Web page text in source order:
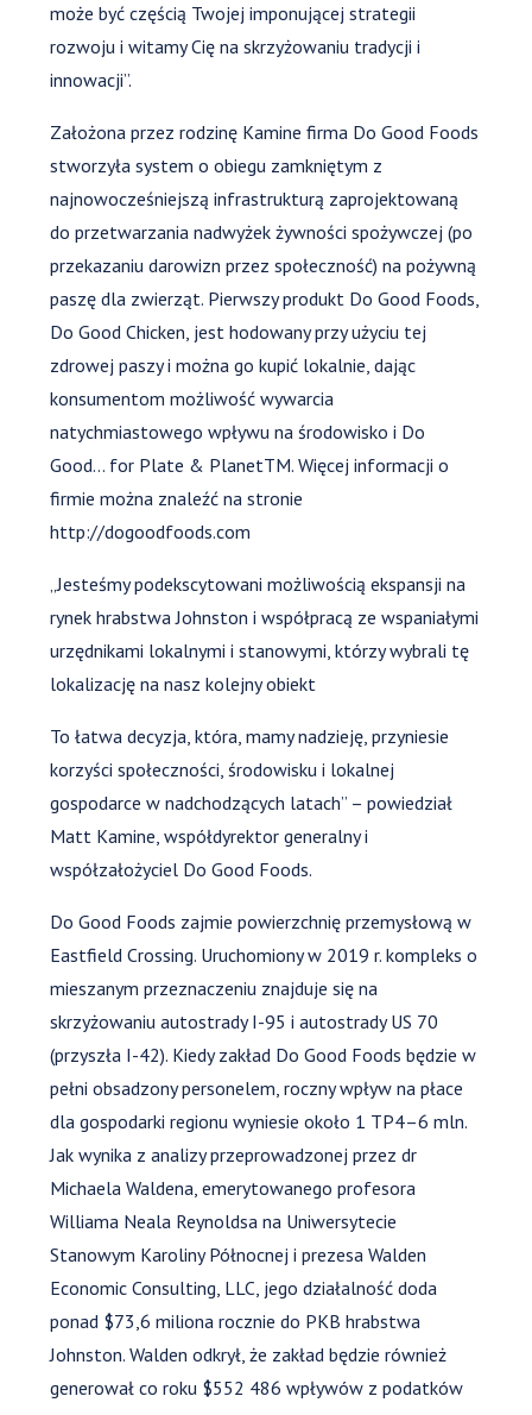
może być częścią Twojej imponującej strategii
rozwoju i witamy Cię na skrzyżowaniu tradycji i
innowacji”.
Założona przez rodzinę Kamine firma Do Good Foods
stworzyła system o obiegu zamkniętym z
najnowocześniejszą infrastrukturą zaprojektowaną
do przetwarzania nadwyżek żywności spożywczej (po
przekazaniu darowizn przez społeczność) na pożywną
paszę dla zwierząt. Pierwszy produkt Do Good Foods,
Do Good Chicken, jest hodowany przy użyciu tej
zdrowej paszy i można go kupić lokalnie, dając
konsumentom możliwość wywarcia
natychmiastowego wpływu na środowisko i Do
Good… for Plate & PlanetTM. Więcej informacji o
firmie można znaleźć na stronie
http://dogoodfoods.com
„Jesteśmy podekscytowani możliwością ekspansji na
rynek hrabstwa Johnston i współpracą ze wspaniałymi
urzędnikami lokalnymi i stanowymi, którzy wybrali tę
lokalizację na nasz kolejny obiekt
To łatwa decyzja, która, mamy nadzieję, przyniesie
korzyści społeczności, środowisku i lokalnej
gospodarce w nadchodzących latach” – powiedział
Matt Kamine, współdyrektor generalny i
współzałożyciel Do Good Foods.
Do Good Foods zajmie powierzchnię przemysłową w
Eastfield Crossing. Uruchomiony w 2019 r. kompleks o
mieszanym przeznaczeniu znajduje się na
skrzyżowaniu autostrady I-95 i autostrady US 70
(przyszła I-42). Kiedy zakład Do Good Foods będzie w
pełni obsadzony personelem, roczny wpływ na płace
dla gospodarki regionu wyniesie około 1 TP4–6 mln.
Jak wynika z analizy przeprowadzonej przez dr
Michaela Waldena, emerytowanego profesora
Williama Neala Reynoldsa na Uniwersytecie
Stanowym Karoliny Północnej i prezesa Walden
Economic Consulting, LLC, jego działalność doda
ponad $73,6 miliona rocznie do PKB hrabstwa
Johnston. Walden odkrył, że zakład będzie również
generował co roku $552 486 wpływów z podatków